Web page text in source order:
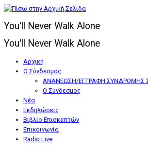
Μετάβαση
περιεχόμενο
You'll Never Walk Alone
You'll Never Walk Alone
Αρχική
Ο Σύνδεσμος
ΑΝΑΝΕΩΣΗ/ΕΓΓΡΑΦΗ ΣΥΝΔΡΟΜΗΣ
Ο Σύνδεσμος
Nέα
Εκδηλώσεις
Βιβλίο Επισκεπτών
Επικοινωνία
Radio Live